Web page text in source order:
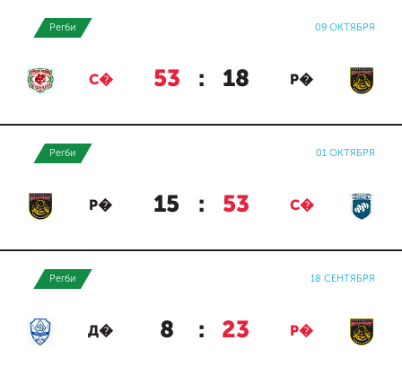
Регби 09 ОКТЯБРЯ
С� 53 : 18 Р�
Регби 01 ОКТЯБРЯ
Р� 15 : 53 С�
Регби 18 СЕНТЯБРЯ
Д� 8 : 23 Р�